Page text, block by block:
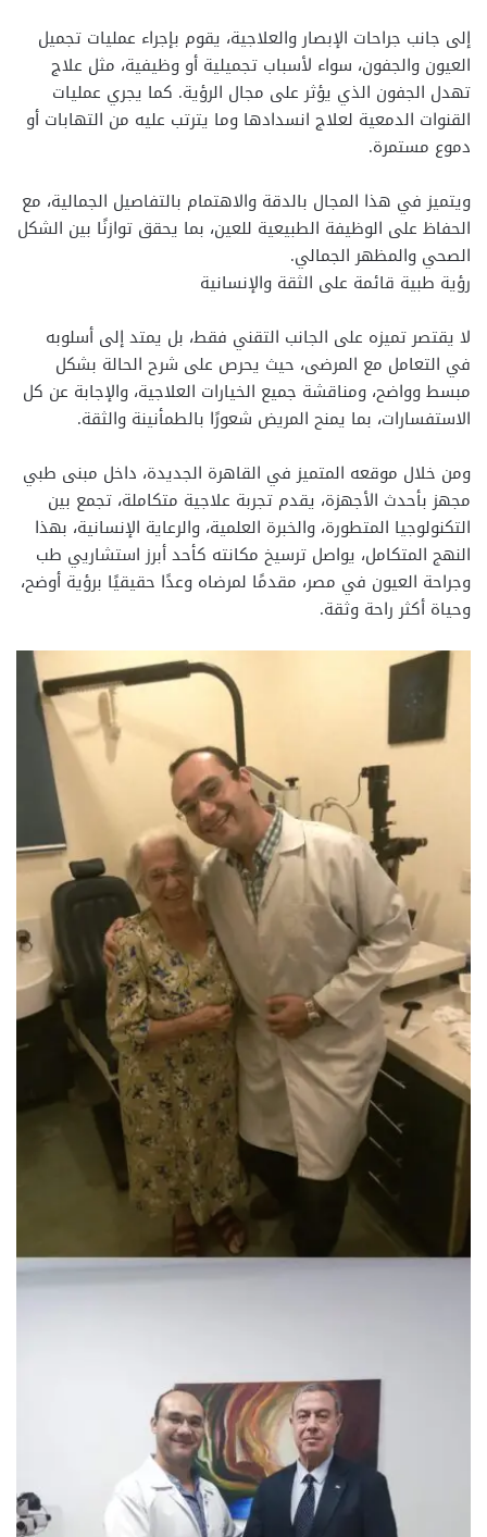
إلى جانب جراحات الإبصار والعلاجية، يقوم بإجراء عمليات تجميل
العيون والجفون، سواء لأسباب تجميلية أو وظيفية، مثل علاج
تهدل الجفون الذي يؤثر على مجال الرؤية. كما يجري عمليات
القنوات الدمعية لعلاج انسدادها وما يترتب عليه من التهابات أو
دموع مستمرة.
ويتميز في هذا المجال بالدقة والاهتمام بالتفاصيل الجمالية، مع
الحفاظ على الوظيفة الطبيعية للعين، بما يحقق توازنًا بين الشكل
الصحي والمظهر الجمالي.
رؤية طبية قائمة على الثقة والإنسانية
لا يقتصر تميزه على الجانب التقني فقط، بل يمتد إلى أسلوبه
في التعامل مع المرضى، حيث يحرص على شرح الحالة بشكل
مبسط وواضح، ومناقشة جميع الخيارات العلاجية، والإجابة عن كل
الاستفسارات، بما يمنح المريض شعورًا بالطمأنينة والثقة.
ومن خلال موقعه المتميز في القاهرة الجديدة، داخل مبنى طبي
مجهز بأحدث الأجهزة، يقدم تجربة علاجية متكاملة، تجمع بين
التكنولوجيا المتطورة، والخبرة العلمية، والرعاية الإنسانية، بهذا
النهج المتكامل، يواصل ترسيخ مكانته كأحد أبرز استشاريي طب
وجراحة العيون في مصر، مقدمًا لمرضاه وعدًا حقيقيًا برؤية أوضح،
وحياة أكثر راحة وثقة.